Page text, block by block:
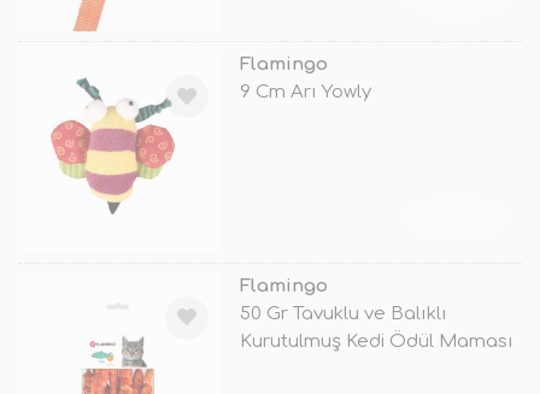
Flamingo
9 Cm Arı Yowly
Flamingo
50 Gr Tavuklu ve Balıklı
Kurutulmuş Kedi Ödül Maması